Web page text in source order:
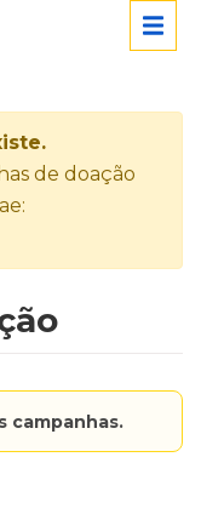
de doação
campanhas.